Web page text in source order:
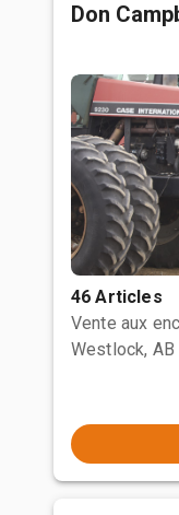
Don
46 Articles
Vente aux
Westlock, AB